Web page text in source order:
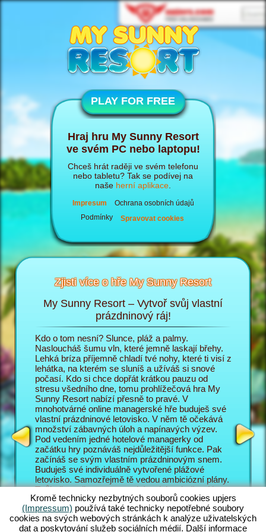
PLAY FOR FREE
Hraj hru My Sunny Resort
ve svém PC nebo laptopu!
Chceš hrát raději ve svém telefonu
nebo tabletu? Tak se podívej na
naše herní aplikace
Impresum
Ochrana osobních údajů
Podmínky
Spravovat cookies
Zjisti více o hře My Sunny Resort
My Sunny Resort – Vytvoř svůj vlastní
prázdninový ráj!
Kdo o tom nesní? Slunce, pláž a palmy.
Nasloucháš šumu vln, které jemně laskají břehy.
Lehká bríza příjemně chladí tvé nohy, které ti visí z
lehátka, na kterém se sluníš a užíváš si snové
počasí. Kdo si chce dopřát krátkou pauzu od
stresu všedního dne, tomu prohlížečová hra My
Sunny Resort nabízí přesně to pravé. V
mnohotvárné online managerské hře buduješ své
vlastní prázdninové letovisko. V něm tě očekává
množství zábavných úloh a napínavých výzev.
Pod vedením jedné hotelové managerky od
začátku hry poznáváš nejdůležitější funkce. Pak
začínáš se svým vlastním prázdninovým snem.
Buduješ své individuálně vytvořené plážové
letovisko. Samozřejmě tě vedou ambiciózní plány.
Tvůj cíl v online managerském dobrodružství je co
nejlépe obsloužit tvé hosty a vybudovat ze svého
letoviska světoznámé 5 hvězdičkové zařízení. K
tomu máš pochopitelně k dispozici nesčetné
funkce a možnosti. Čím dál se v této plážové hře
V
do role
hosty
Sunny
jsou
také s
vyplácí
pozadí
úlohy,
Skvělé
Jak své
Kromě technicky nezbytných souborů cookies upjers
(Impressum) používá také technicky nepotřebné soubory
cookies na svých webových stránkách k analýze uživatelských
dat a poskytování služeb sociálních médií. Další informace